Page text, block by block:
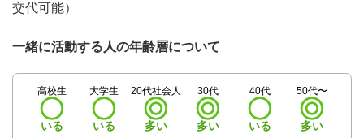
交代可能）
一緒に活動する人の年齢層について
高校生
いる
大学生
いる
20代社会人
多い
30代
多い
40代
いる
50代〜
多い